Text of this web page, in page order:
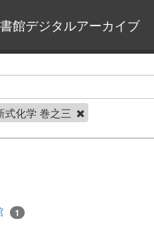
館デジタルアーカイブ
式化学 巻之三
1